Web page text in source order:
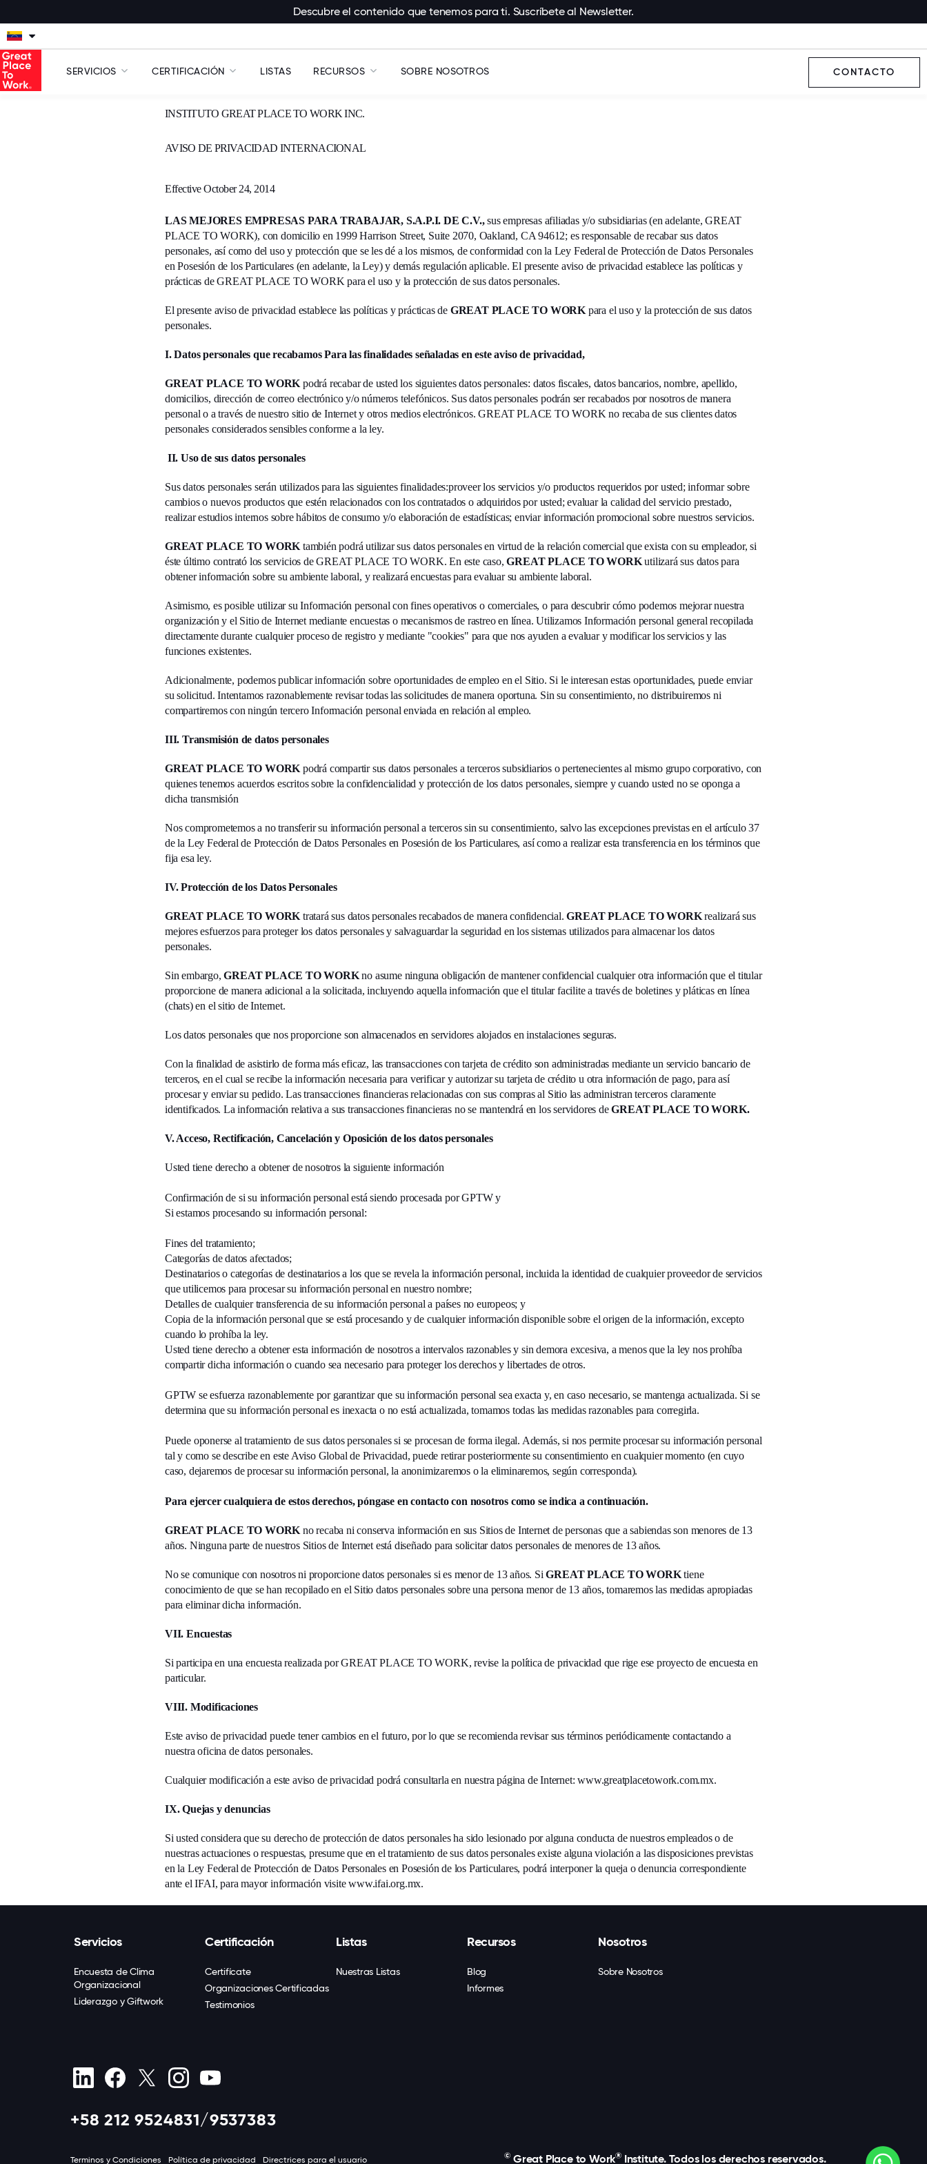
Descubre el contenido que tenemos para ti. Suscríbete al Newsletter.
SERVICIOS CERTIFICACIÓN LISTAS RECURSOS SOBRE NOSOTROS CONTACTO
INSTITUTO GREAT PLACE TO WORK INC.
AVISO DE PRIVACIDAD INTERNACIONAL
Effective October 24, 2014
LAS MEJORES EMPRESAS PARA TRABAJAR, S.A.P.I. DE C.V.,sus empresas afiliadas y/o subsidiarias (en adelante, GREAT
PLACE TO WORK), con domicilio en 1999 Harrison Street, Suite 2070, Oakland, CA 94612; es responsable de recabar sus datos
personales, así como del uso y protección que se les dé a los mismos, de conformidad con la Ley Federal de Protección de Datos Personales
en Posesión de los Particulares (en adelante, la Ley) y demás regulación aplicable. El presente aviso de privacidad establece las políticas y
prácticas de GREAT PLACE TO WORK para el uso y la protección de sus datos personales.
El presente aviso de privacidad establece las políticas y prácticas de GREAT PLACE TO WORK para el uso y la protección de sus datos
personales.
I. Datos personales que recabamos Para las finalidades señaladas en este aviso de privacidad,
GREAT PLACE TO WORK podrá recabar de usted los siguientes datos personales: datos fiscales, datos bancarios, nombre, apellido,
domicilios, dirección de correo electrónico y/o números telefónicos. Sus datos personales podrán ser recabados por nosotros de manera
personal o a través de nuestro sitio de Internet y otros medios electrónicos. GREAT PLACE TO WORK no recaba de sus clientes datos
personales considerados sensibles conforme a la ley.
II. Uso de sus datos personales
Sus datos personales serán utilizados para las siguientes finalidades:proveer los servicios y/o productos requeridos por usted; informar sobre
cambios o nuevos productos que estén relacionados con los contratados o adquiridos por usted; evaluar la calidad del servicio prestado,
realizar estudios internos sobre hábitos de consumo y/o elaboración de estadísticas; enviar información promocional sobre nuestros servicios.
GREAT PLACE TO WORK también podrá utilizar sus datos personales en virtud de la relación comercial que exista con su empleador, si
éste último contrató los servicios de GREAT PLACE TO WORK. En este caso,GREAT PLACE TO WORKutilizará sus datos para
obtener información sobre su ambiente laboral, y realizará encuestas para evaluar su ambiente laboral.
Asimismo, es posible utilizar su Información personal con fines operativos o comerciales, o para descubrir cómo podemos mejorar nuestra
organización y el Sitio de Internet mediante encuestas o mecanismos de rastreo en línea. Utilizamos Información personal general recopilada
directamente durante cualquier proceso de registro y mediante "cookies" para que nos ayuden a evaluar y modificar los servicios y las
funciones existentes.
Adicionalmente, podemos publicar información sobre oportunidades de empleo en el Sitio. Si le interesan estas oportunidades, puede enviar
su solicitud. Intentamos razonablemente revisar todas las solicitudes de manera oportuna. Sin su consentimiento, no distribuiremos ni
compartiremos con ningún tercero Información personal enviada en relación al empleo.
III. Transmisión de datos personales
GREAT PLACE TO WORK podrá compartir sus datos personales a terceros subsidiarios o pertenecientes al mismo grupo corporativo, con
quienes tenemos acuerdos escritos sobre la confidencialidad y protección de los datos personales, siempre y cuando usted no se oponga a
dicha transmisión
Nos comprometemos a no transferir su información personal a terceros sin su consentimiento, salvo las excepciones previstas en el artículo 37
de la Ley Federal de Protección de Datos Personales en Posesión de los Particulares, así como a realizar esta transferencia en los términos que
fija esa ley.
IV. Protección de los Datos Personales
GREAT PLACE TO WORK tratará sus datos personales recabados de manera confidencial.GREAT PLACE TO WORKrealizará sus
mejores esfuerzos para proteger los datos personales y salvaguardar la seguridad en los sistemas utilizados para almacenar los datos
personales.
Sin embargo,GREAT PLACE TO WORKno asume ninguna obligación de mantener confidencial cualquier otra información que el titular
proporcione de manera adicional a la solicitada, incluyendo aquella información que el titular facilite a través de boletines y pláticas en línea
(chats) en el sitio de Internet.
Los datos personales que nos proporcione son almacenados en servidores alojados en instalaciones seguras.
Con la finalidad de asistirlo de forma más eficaz, las transacciones con tarjeta de crédito son administradas mediante un servicio bancario de
terceros, en el cual se recibe la información necesaria para verificar y autorizar su tarjeta de crédito u otra información de pago, para así
procesar y enviar su pedido. Las transacciones financieras relacionadas con sus compras al Sitio las administran terceros claramente
identificados. La información relativa a sus transacciones financieras no se mantendrá en los servidores deGREAT PLACE TO WORK.
V. Acceso, Rectificación, Cancelación y Oposición de los datos personales
Usted tiene derecho a obtener de nosotros la siguiente información
Confirmación de si su información personal está siendo procesada por GPTW y
Si estamos procesando su información personal:
Fines del tratamiento;
Categorías de datos afectados;
Destinatarios o categorías de destinatarios a los que se revela la información personal, incluida la identidad de cualquier proveedor de servicios
que utilicemos para procesar su información personal en nuestro nombre;
Detalles de cualquier transferencia de su información personal a países no europeos; y
Copia de la información personal que se está procesando y de cualquier información disponible sobre el origen de la información, excepto
cuando lo prohíba la ley.
Usted tiene derecho a obtener esta información de nosotros a intervalos razonables y sin demora excesiva, a menos que la ley nos prohíba
compartir dicha información o cuando sea necesario para proteger los derechos y libertades de otros.
GPTW se esfuerza razonablemente por garantizar que su información personal sea exacta y, en caso necesario, se mantenga actualizada. Si se
determina que su información personal es inexacta o no está actualizada, tomamos todas las medidas razonables para corregirla.
Puede oponerse al tratamiento de sus datos personales si se procesan de forma ilegal. Además, si nos permite procesar su información personal
tal y como se describe en este Aviso Global de Privacidad, puede retirar posteriormente su consentimiento en cualquier momento (en cuyo
caso, dejaremos de procesar su información personal, la anonimizaremos o la eliminaremos, según corresponda).
Para ejercer cualquiera de estos derechos, póngase en contacto con nosotros como se indica a continuación.
GREAT PLACE TO WORK no recaba ni conserva información en sus Sitios de Internet de personas que a sabiendas son menores de 13
años. Ninguna parte de nuestros Sitios de Internet está diseñado para solicitar datos personales de menores de 13 años.
No se comunique con nosotros ni proporcione datos personales si es menor de 13 años. SiGREAT PLACE TO WORKtiene
conocimiento de que se han recopilado en el Sitio datos personales sobre una persona menor de 13 años, tomaremos las medidas apropiadas
para eliminar dicha información.
VII. Encuestas
Si participa en una encuesta realizada por GREAT PLACE TO WORK, revise la política de privacidad que rige ese proyecto de encuesta en
particular.
VIII. Modificaciones
Este aviso de privacidad puede tener cambios en el futuro, por lo que se recomienda revisar sus términos periódicamente contactando a
nuestra oficina de datos personales.
Cualquier modificación a este aviso de privacidad podrá consultarla en nuestra página de Internet:www.greatplacetowork.com.mx.
IX. Quejas y denuncias
Si usted considera que su derecho de protección de datos personales ha sido lesionado por alguna conducta de nuestros empleados o de
nuestras actuaciones o respuestas, presume que en el tratamiento de sus datos personales existe alguna violación a las disposiciones previstas
en la Ley Federal de Protección de Datos Personales en Posesión de los Particulares, podrá interponer la queja o denuncia correspondiente
ante el IFAI, para mayor información visitewww.ifai.org.mx.
Servicios
Encuesta de Clima
Organizacional
Liderazgo y Giftwork
Certificación
Certifícate
Organizaciones Certificadas
Testimonios
Listas
Nuestras Listas
Recursos
Blog
Informes
Nosotros
Sobre Nosotros
+58 212 9524831/9537383
Terminos y Condiciones Política de privacidad Directrices para el usuario © Great Place to Work® Institute. Todos los derechos reservados.